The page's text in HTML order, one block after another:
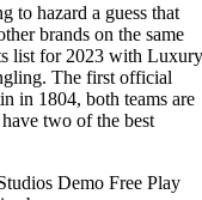
to hazard a guess that
brands on the same
list for 2023 with Luxury
The first official
in 1804, both teams are
two of the best
Demo Free Play